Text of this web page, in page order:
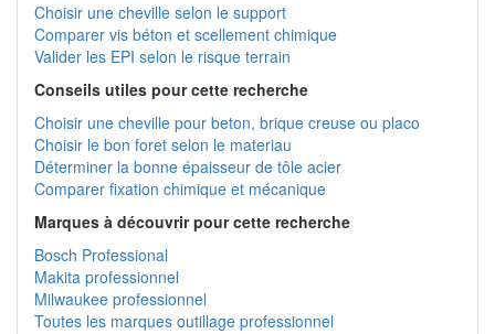
Choisir une cheville selon le support
Comparer vis béton et scellement chimique
Valider les EPI selon le risque terrain
Conseils utiles pour cette recherche
Choisir une cheville pour beton, brique creuse ou placo
Choisir le bon foret selon le materiau
Déterminer la bonne épaisseur de tôle acier
Comparer fixation chimique et mécanique
Marques à découvrir pour cette recherche
Bosch Professional
Makita professionnel
Milwaukee professionnel
Toutes les marques outillage professionnel